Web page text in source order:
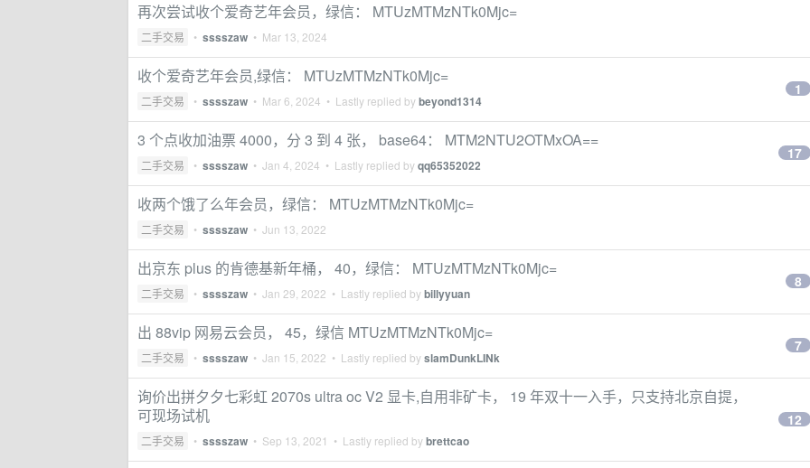
再次尝试收个爱奇艺年会员，绿信： MTUzMTMzNTk0Mjc=
二手交易 • sssszaw • Mar 13, 2024
收个爱奇艺年会员,绿信： MTUzMTMzNTk0Mjc=
二手交易 • sssszaw • Mar 6, 2024 • Lastly replied bybeyond1314
1
3 个点收加油票 4000，分 3 到 4 张， base64： MTM2NTU2OTMxOA==
二手交易 • sssszaw • Jan 4, 2024 • Lastly replied byqq65352022
17
收两个饿了么年会员，绿信： MTUzMTMzNTk0Mjc=
二手交易 • sssszaw • Jun 13, 2022
出京东 plus 的肯德基新年桶， 40，绿信： MTUzMTMzNTk0Mjc=
二手交易 • sssszaw • Jan 29, 2022 • Lastly replied bybillyyuan
8
出 88vip 网易云会员， 45，绿信 MTUzMTMzNTk0Mjc=
二手交易 • sssszaw • Jan 15, 2022 • Lastly replied byslamDunkLINk
7
询价出拼夕夕七彩虹 2070s ultra oc V2 显卡,自用非矿卡， 19 年双十一入手，只支持北京自提，
可现场试机
二手交易 • sssszaw • Sep 13, 2021 • Lastly replied bybrettcao
12